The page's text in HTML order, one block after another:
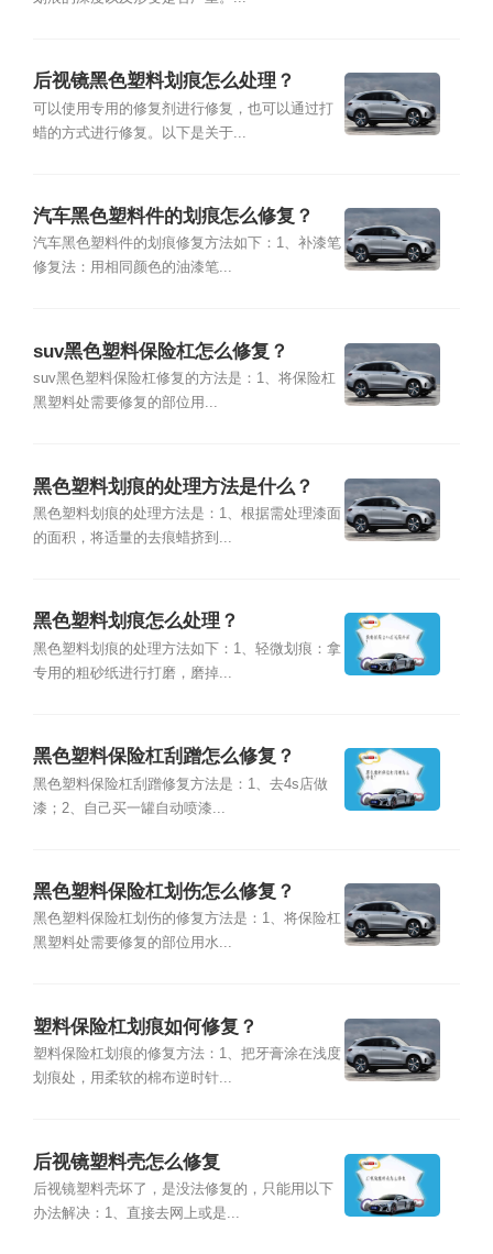
后视镜黑色塑料划痕怎么处理？
可以使用专用的修复剂进行修复，也可以通过打
蜡的方式进行修复。以下是关于...
汽车黑色塑料件的划痕怎么修复？
汽车黑色塑料件的划痕修复方法如下：1、补漆笔
修复法：用相同颜色的油漆笔...
suv黑色塑料保险杠怎么修复？
suv黑色塑料保险杠修复的方法是：1、将保险杠
黑塑料处需要修复的部位用...
黑色塑料划痕的处理方法是什么？
黑色塑料划痕的处理方法是：1、根据需处理漆面
的面积，将适量的去痕蜡挤到...
黑色塑料划痕怎么处理？
黑色塑料划痕的处理方法如下：1、轻微划痕：拿
专用的粗砂纸进行打磨，磨掉...
黑色塑料保险杠刮蹭怎么修复？
黑色塑料保险杠刮蹭修复方法是：1、去4s店做
漆；2、自己买一罐自动喷漆...
黑色塑料保险杠划伤怎么修复？
黑色塑料保险杠划伤的修复方法是：1、将保险杠
黑塑料处需要修复的部位用水...
塑料保险杠划痕如何修复？
塑料保险杠划痕的修复方法：1、把牙膏涂在浅度
划痕处，用柔软的棉布逆时针...
后视镜塑料壳怎么修复
后视镜塑料壳坏了，是没法修复的，只能用以下
办法解决：1、直接去网上或是...